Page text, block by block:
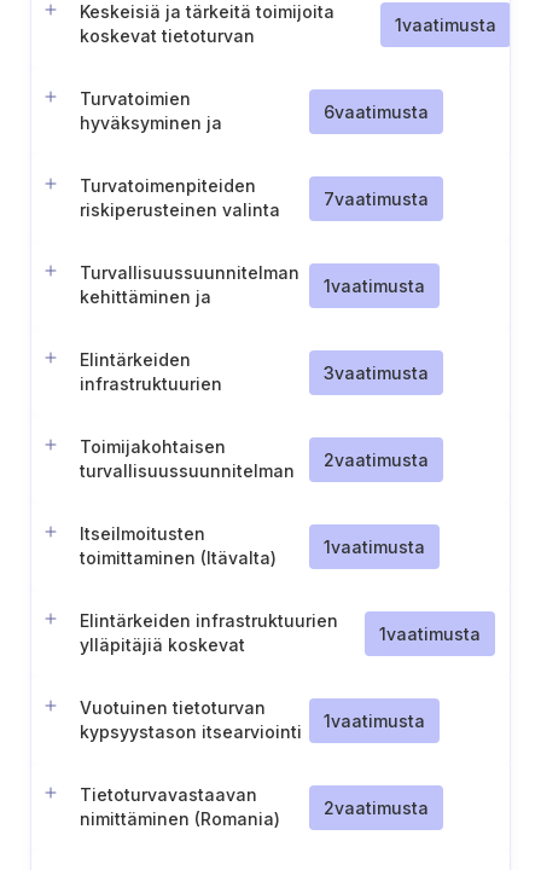
Keskeisiä ja tärkeitä toimijoita
koskevat tietoturvan
1vaatimusta
Turvatoimien
hyväksyminen ja
6vaatimusta
Turvatoimenpiteiden
riskiperusteinen valinta
7vaatimusta
Turvallisuussuunnitelman
kehittäminen ja
1vaatimusta
Elintärkeiden
infrastruktuurien
3vaatimusta
Toimijakohtaisen
turvallisuussuunnitelman
2vaatimusta
Itseilmoitusten
toimittaminen (Itävalta)
1vaatimusta
Elintärkeiden infrastruktuurien
ylläpitäjiä koskevat
(Saksa)
1vaatimusta
Vuotuinen tietoturvan
kypsyystason itsearviointi
1vaatimusta
Tietoturvavastaavan
nimittäminen (Romania)
2vaatimusta